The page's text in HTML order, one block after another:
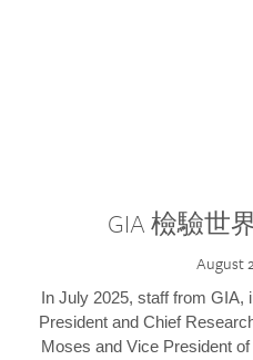
GIA 檢驗世
August
In July 2025, staff from GIA,
President and Chief
Moses and Vice President